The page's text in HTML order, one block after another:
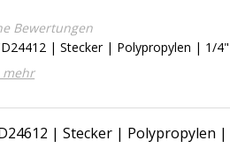
Bewertungen
| Stecker | Polypropylen | 1/
mehr
| Stecker | Polypropylen